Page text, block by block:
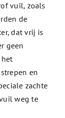
vuil, zoals
de
dat vrij is
geen
en
zachte
weg te